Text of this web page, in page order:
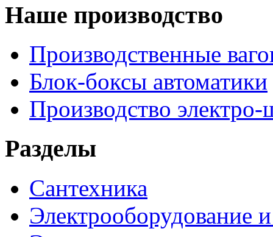
Наше производство
Производственные
Блок-боксы автоматики
Производство
Разделы
Сантехника
Электрооборудование